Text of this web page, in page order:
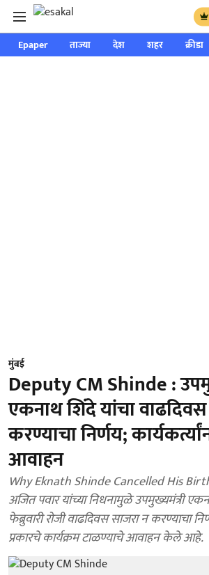
Epaper ताज्या देश शहर क्रीडा
मुंबई
Deputy CM Shinde :
एकनाथ शिंदे यांचा
करण्याचा निर्णय;
आवाहन
Why Eknath Shinde Cancelled His
अजित पवार यांच्या निधनामुळे उपमुख्यमंत्री
फेब्रुवारी रोजी वाढदिवस साजरा न करण्याचा
प्रकारचे कार्यक्रम टाळण्याचे आवाहन केले आहे.